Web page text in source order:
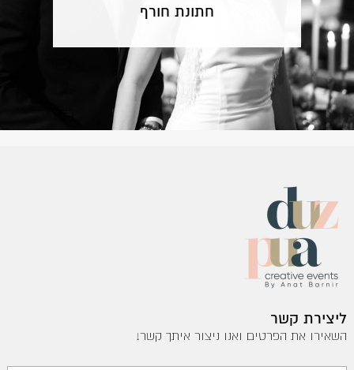
חתונת חורף
ליצירת קשר
השאירו את הפרטים ואנו ניצור איתך קשר!